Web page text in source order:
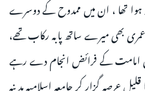
ہوا تھا ، ان میں ممدوح کے دوسرے
عمری بھی میرے ساتھ پابہ رکاب تھے،
امامت کے فرائض انجام دے رہے
قلیل عرصہ گزار کر جامعہ اسلامیہ مدینہ